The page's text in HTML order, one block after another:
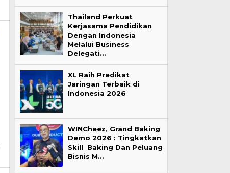
Thailand Perkuat
Kerjasama Pendidikan
Dengan Indonesia
Melalui Business
Delegati…
XL Raih Predikat
Jaringan Terbaik di
Indonesia 2026
WINCheez, Grand Baking
Demo 2026 : Tingkatkan
Skill Baking Dan Peluang
Bisnis M…